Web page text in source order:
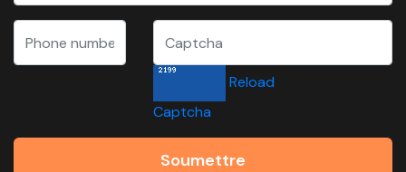
Reload
Captcha
Soumettre